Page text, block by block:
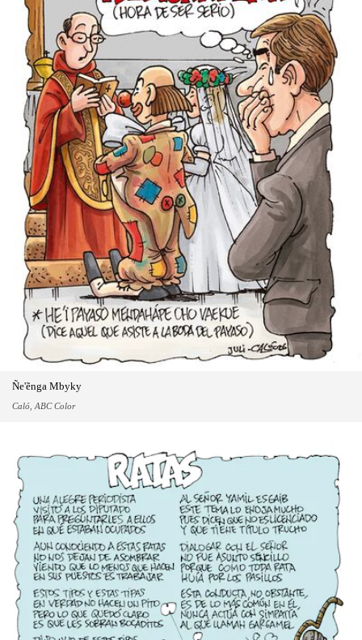
Ñe'ẽnga Mbyky
Caló, ABC Color